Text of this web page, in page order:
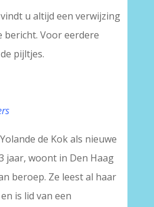
vindt u altijd een verwijzing
bericht. Voor eerdere
pijltjes.
de Kok als nieuwe
jaar, woont in Den Haag
beroep. Ze leest al haar
is lid van een